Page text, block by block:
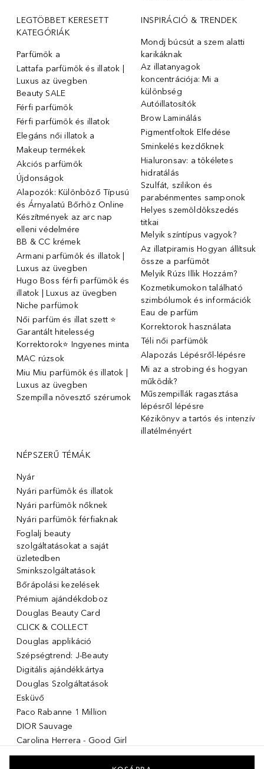
LEGTÖBBET KERESETT
KATEGÓRIÁK
Parfümök ️a
Lattafa parfümök és illatok |
Luxus az üvegben
Beauty SALE
Férfi parfümök
Férfi parfümök és illatok
Elegáns női illatok ️a
Makeup termékek
Akciós parfümök
Újdonságok
Alapozók: Különböző Típusú
és Árnyalatú Bőrhöz Online
Készítmények az arc nap
elleni védelmére
BB & CC krémek
Armani parfümök és illatok |
Luxus az üvegben
Hugo Boss férfi parfümök és
illatok | Luxus az üvegben
Niche parfümok
Női parfüm és illat szett ⭐
Garantált hitelesség
Korrektorok⭐ Ingyenes minta
MAC rúzsok
Miu Miu parfümök és illatok |
Luxus az üvegben
Szempilla növesztő szérumok
INSPIRÁCIÓ & TRENDEK
Mondj búcsút a szem alatti
karikáknak
Az illatanyagok
koncentrációja: Mi a
különbség
Autóillatosítók
Brow Laminálás
Pigmentfoltok Elfedése
Sminkelés kezdőknek
Hialuronsav: a tökéletes
hidratálás
Szulfát, szilikon és
parabénmentes samponok
Helyes szemöldökszedés
titkai
Melyik színtípus vagyok?
Az illatpiramis Hogyan állítsuk
össze a parfümöt
Melyik Rúzs Illik Hozzám?
Kozmetikumokon található
szimbólumok és információk
Eau de parfüm
Korrektorok használata
Téli női parfümök
Alapozás Lépésről-lépésre
Mi az a strobing és hogyan
működik?
Műszempillák ragasztása
lépésről lépésre
Kézikönyv a tartós és intenzív
illatélményért
NÉPSZERŰ TÉMÁK
Nyár
Nyári parfümök és illatok
Nyári parfümök nőknek
Nyári parfümök férfiaknak
Foglalj beauty
szolgáltatásokat a saját
üzletedben
Sminkszolgáltatások
Bőrápolási kezelések
Prémium ajándékdoboz
Douglas Beauty Card
CLICK & COLLECT
Douglas applikáció
Szépségtrend: J-Beauty
Digitális ajándékkártya
Douglas Szolgáltatások
Esküvő
Paco Rabanne 1 Million
DIOR Sauvage
Carolina Herrera - Good Girl
Giorgio Armani Stronger with